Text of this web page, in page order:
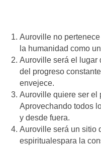
Auroville no
la humanidad como
Auroville será el lugar
del progreso
envejece.
Auroville quiere ser el
Aprovechando todos
y desde fuera.
Auroville será un sitio
espiritualespara la